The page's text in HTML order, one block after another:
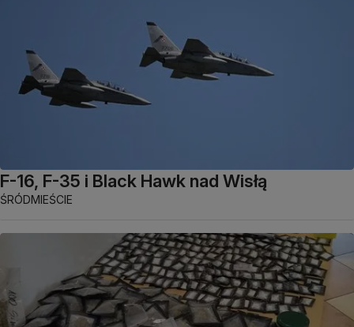
F-16, F-35 i Black Hawk nad Wisłą
ŚRÓDMIEŚCIE